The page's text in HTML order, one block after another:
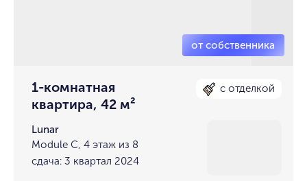
1-комнатная
квартира, 42 м²
с отделкой
Lunar
Module C, 4 этаж из 8
сдача: 3 квартал 2024